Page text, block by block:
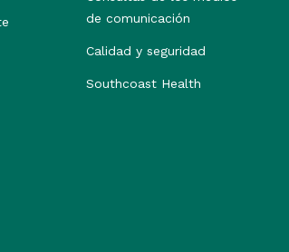
de comunicación
Calidad y seguridad
Southcoast Health